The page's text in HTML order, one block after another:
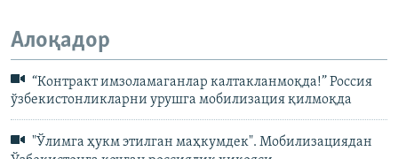
Алоқадор
“Контракт имзоламаганлар калтакланмоқда!” Россия
ўзбекистонликларни урушга мобилизация қилмоқда
"Ўлимга ҳукм этилган маҳкумдек". Мобилизациядан